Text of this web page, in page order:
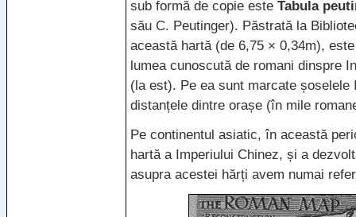
sub formă de copie este Tabula
său C. Peutinger). Păstrată la
această hartă (de 6,75 × 0,34m),
lumea cunoscută de romani dinspre
(la est). Pe ea sunt marcate
distanțele dintre orașe (în mile
Pe continentul asiatic, în această
hartă a Imperiului Chinez, și a
asupra acestei hărți avem numai